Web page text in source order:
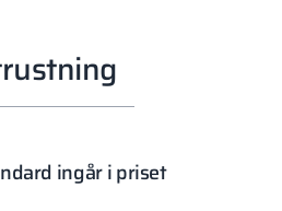
ingår i priset